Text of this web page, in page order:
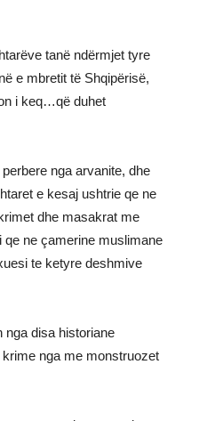
tanë ndërmjet tyre
e mbretit të Shqipërisë,
i keq…që duhet
nga arvanite, dhe
e kesaj ushtrie qe ne
dhe masakrat me
qe ne çamerine muslimane
te ketyre deshmive
nga disa historiane
nga me monstruozet